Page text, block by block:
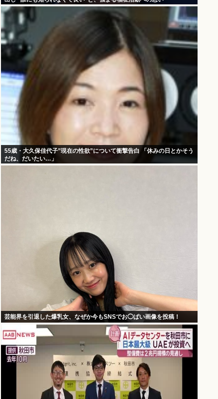
55歳・大久保佳代子”現在の性欲”について衝撃告白 「休みの日とかそう
だね、だいたい…」
芸能界を引退した爆乳女、なぜか今もSNSでお◯ぱい画像を投稿！